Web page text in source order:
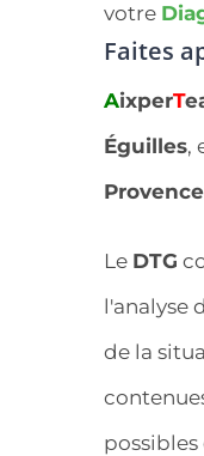
votre
Faites
AixperT
Éguilles,
Le DTG
l'analyse
de la